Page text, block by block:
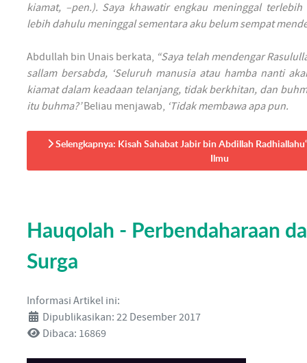
kiamat, –pen.). Saya khawatir engkau meninggal
lebih dahulu meninggal sementara aku belum sempat
Abdullah bin Unais berkata, “Saya telah mendengar
sallam bersabda, ‘Seluruh manusia atau hamba nanti
kiamat dalam keadaan telanjang, tidak berkhitan, dan
itu buhma?’Beliau menjawab, ‘Tidak membawa apa pun.
Selengkapnya: Kisah Sahabat Jabir bin Abdillah
Ilmu
Hauqolah - Perbendaharaan
Surga
Informasi Artikel ini:
Dipublikasikan: 22 Desember 2017
Dibaca: 16869